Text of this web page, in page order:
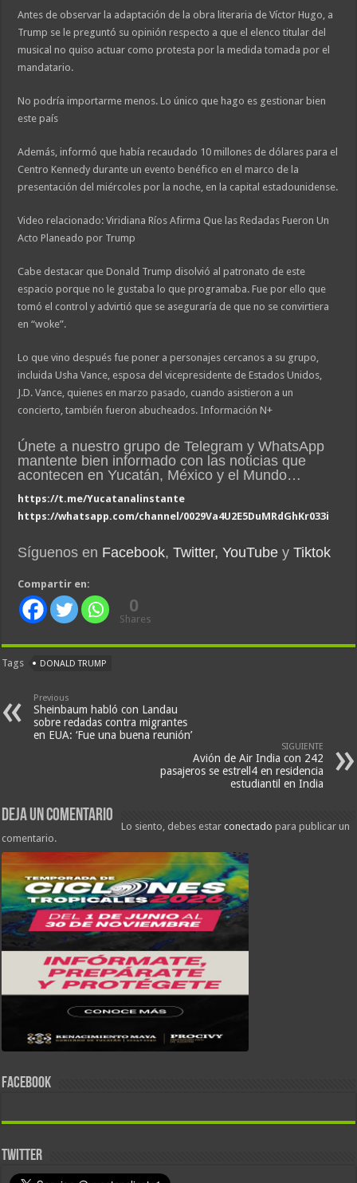
Antes de observar la adaptación de la obra literaria de Víctor Hugo, a
Trump se le preguntó su opinión respecto a que el elenco titular del
musical no quiso actuar como protesta por la medida tomada por el
mandatario.
No podría importarme menos. Lo único que hago es gestionar bien
este país
Además, informó que había recaudado 10 millones de dólares para el
Centro Kennedy durante un evento benéfico en el marco de la
presentación del miércoles por la noche, en la capital estadounidense.
Video relacionado: Viridiana Ríos Afirma Que las Redadas Fueron Un
Acto Planeado por Trump
Cabe destacar que Donald Trump disolvió al patronato de este
espacio porque no le gustaba lo que programaba. Fue por ello que
tomó el control y advirtió que se aseguraría de que no se convirtiera
en “woke”.
Lo que vino después fue poner a personajes cercanos a su grupo,
incluida Usha Vance, esposa del vicepresidente de Estados Unidos,
J.D. Vance, quienes en marzo pasado, cuando asistieron a un
concierto, también fueron abucheados. Información N+
Únete a nuestro grupo de Telegram y WhatsApp
mantente bien informado con las noticias que
acontecen en Yucatán, México y el Mundo…
https://t.me/Yucatanalinstante
https://whatsapp.com/channel/0029Va4U2E5DuMRdGhKr033i
Síguenos en Facebook,Twitter, YouTube yTiktok
Compartir en:
0
Shares
Tags DONALD TRUMP
Previous
Sheinbaum habló con Landau
sobre redadas contra migrantes
en EUA: ‘Fue una buena reunión’
SIGUIENTE
Avión de Air India con 242
pasajeros se estrell4 en residencia
estudiantil en India
Deja un comentario
Lo siento, debes estarconectado para publicar un
comentario.
FACEBOOK
TWITTER